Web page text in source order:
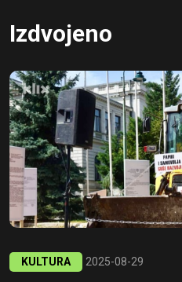
Izdvojeno
KULTURA 2025-08-29